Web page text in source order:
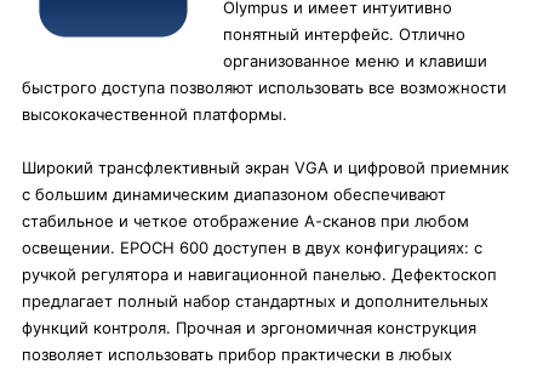
Olympus и имеет интуитивно
понятный интерфейс. Отлично
организованное меню и клавиши
быстрого доступа позволяют использовать все возможности
высококачественной платформы.
Широкий трансфлективный экран VGA и цифровой приемник
с большим динамическим диапазоном обеспечивают
стабильное и четкое отображение А-сканов при любом
освещении. EPOCH 600 доступен в двух конфигурациях: с
ручкой регулятора и навигационной панелью. Дефектоскоп
предлагает полный набор стандартных и дополнительных
функций контроля. Прочная и эргономичная конструкция
позволяет использовать прибор практически в любых